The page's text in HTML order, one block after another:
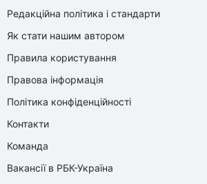
Редакційна політика і стандарти
Як стати нашим автором
Правила користування
Правова інформація
Політика конфіденційності
Контакти
Команда
Вакансії в РБК-Україна